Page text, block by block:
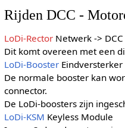
Rijden DCC -
LoDi-RectorNetwerk -> DCC
Dit komt overeen met een
LoDi-BoosterEindversterker
De normale booster kan
connector.
De LoDi-boosters zijn
LoDi-KSM Keyless Module